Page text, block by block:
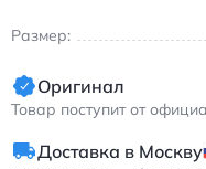
Размер:
Оригинал
Товар поступит от
Доставка в Москву